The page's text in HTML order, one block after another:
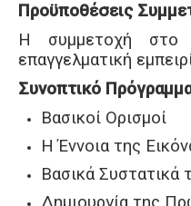
Προϋποθέσεις
Η συμμετοχή στο
επαγγελματική
Συνοπτικό
Βασικοί Ορισμοί
Η Έννοια της
Βασικά Συστατικά